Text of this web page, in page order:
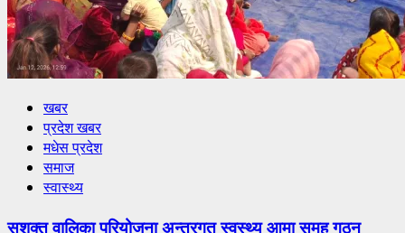
खबर
प्रदेश खबर
मधेस प्रदेश
समाज
स्वास्थ्य
सशक्त वालिका परियोजना अन्तरगत स्वस्थ्य आमा समुह गठन